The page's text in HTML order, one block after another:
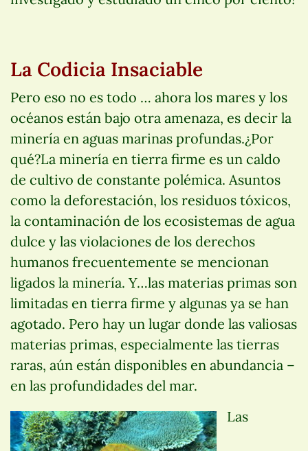
La Codicia Insaciable
Pero eso no es todo … ahora los mares y los
océanos están bajo otra amenaza, es decir la
minería en aguas marinas profundas.¿Por
qué?La minería en tierra firme es un caldo
de cultivo de constante polémica. Asuntos
como la deforestación, los residuos tóxicos,
la contaminación de los ecosistemas de agua
dulce y las violaciones de los derechos
humanos frecuentemente se mencionan
ligados la minería. Y…las materias primas son
limitadas en tierra firme y algunas ya se han
agotado. Pero hay un lugar donde las valiosas
materias primas, especialmente las tierras
raras, aún están disponibles en abundancia –
en las profundidades del mar.
Las